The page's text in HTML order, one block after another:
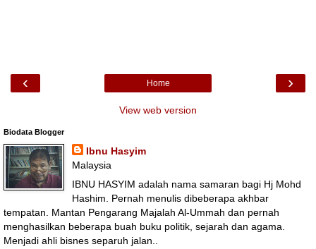
‹ ›
Home
View web version
Biodata Blogger
Ibnu Hasyim
Malaysia
IBNU HASYIM adalah nama samaran bagi Hj Mohd
Hashim. Pernah menulis dibeberapa akhbar
tempatan. Mantan Pengarang Majalah Al-Ummah dan pernah
menghasilkan beberapa buah buku politik, sejarah dan agama.
Menjadi ahli bisnes separuh jalan..